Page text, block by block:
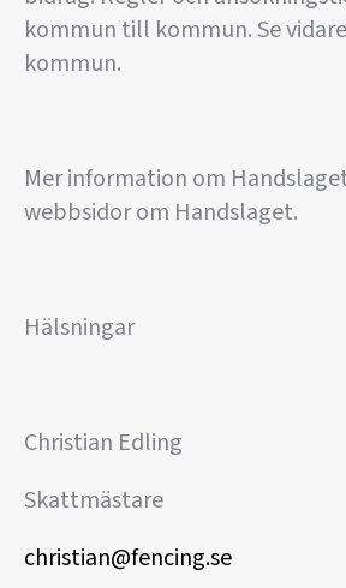
kommun till kommun. Se
kommun.
Mer information om
webbsidor om Handslaget.
Hälsningar
Christian Edling
Skattmästare
christian@fencing.se